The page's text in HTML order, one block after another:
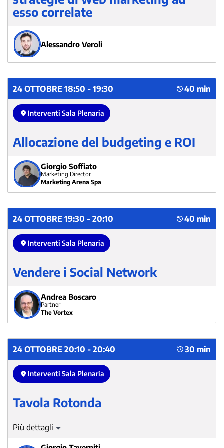
esso correlate
Alessandro Veroli
24 OTTOBRE 18:50 - 19:30 40 min
Interventi Sala Plenaria
Allocazione del budgeting e ROI
Giorgio Soffiato
Marketing Director
Marketing Arena Spa
24 OTTOBRE 19:30 - 20:10 40 min
Interventi Sala Plenaria
Vendere i Social Network
Andrea Boscaro
Partner
The Vortex
24 OTTOBRE 20:10 - 20:40 30 min
Interventi Sala Plenaria
Tavola Rotonda
Dibattito tra i relatori e i partecipanti sulle tematiche